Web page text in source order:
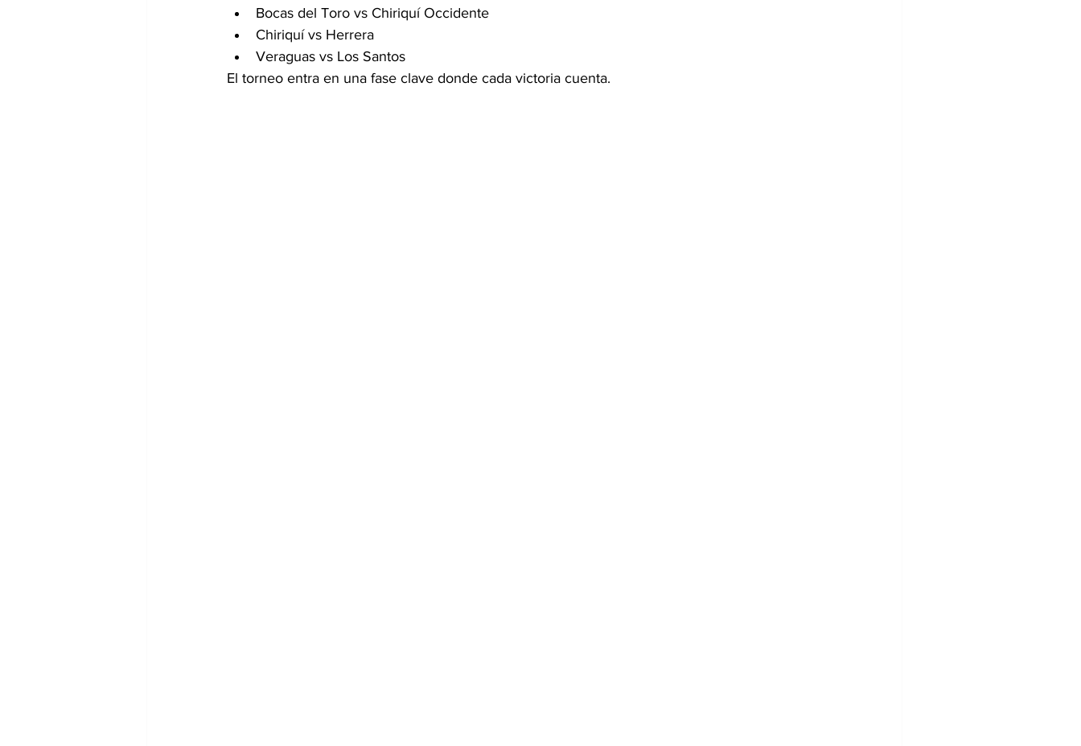
Bocas del Toro vs Chiriquí Occidente
Chiriquí vs Herrera
Veraguas vs Los Santos
El torneo entra en una fase clave donde cada victoria cuenta.